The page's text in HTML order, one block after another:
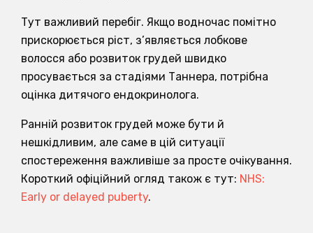
Тут важливий перебіг. Якщо водночас помітно
прискорюється ріст, з’являється лобкове
волосся або розвиток грудей швидко
просувається за стадіями Таннера, потрібна
оцінка дитячого ендокринолога.
Ранній розвиток грудей може бути й
нешкідливим, але саме в цій ситуації
спостереження важливіше за просте очікування.
Короткий офіційний огляд також є тут: NHS:
Early or delayed puberty.